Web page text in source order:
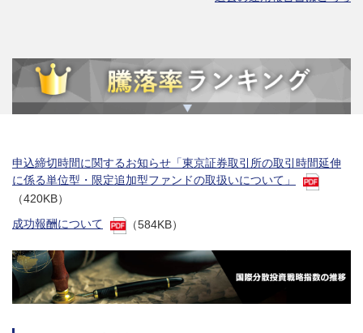
申込締切時間に関するお知らせ「東京証券取引所の取引時間延伸
に係る単位型・限定追加型ファンドの取扱いについて」
（420KB）
成功報酬について
（584KB）